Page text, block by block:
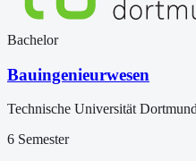
Bachelor
Bauingenieurwesen
Technische Universität Dortmund
6 Semester